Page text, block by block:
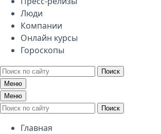
Люди
Компании
Онлайн курсы
Гороскопы
Поиск
Меню
Меню
Поиск
Главная